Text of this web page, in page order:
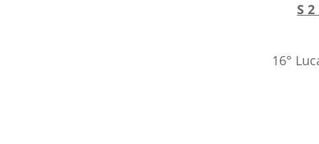
S
16°